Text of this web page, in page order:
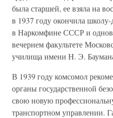
была старшей, ее взяла на
в 1937 году окончила школу-
в Наркомфине СССР и
вечернем факультете
училища имени Н. Э.
В 1939 году комсомол
органы государственной
свою новую
транспортном управлении.